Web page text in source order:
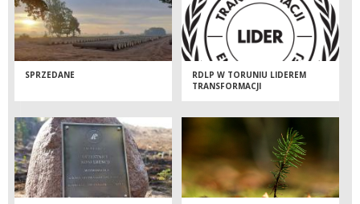
SPRZEDANE
RDLP W TORUNIU LIDEREM
TRANSFORMACJI